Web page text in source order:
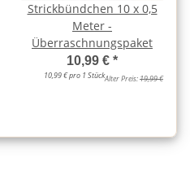
Strickbündchen 10 x 0,5
Meter -
Überraschnungspaket
10,99 € *
10,99 € pro 1 StückAlter Preis:19,99 €